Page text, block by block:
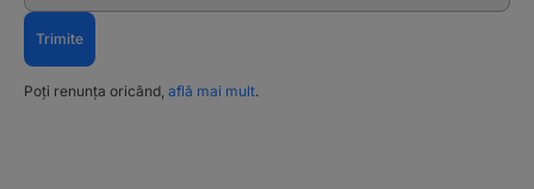
Trimite
Poți renunța oricând, află mai mult.